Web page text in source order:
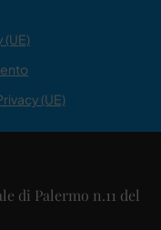
(UE)
(UE)
di Palermo n.11 del